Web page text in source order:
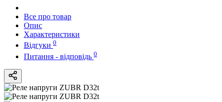
Все про товар
Опис
Характеристики
Відгуки 0
Питання - відповідь 0